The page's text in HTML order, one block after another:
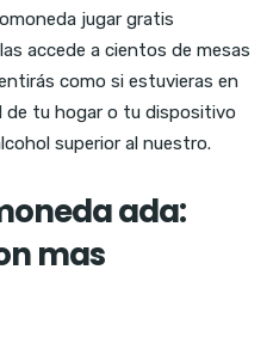
jugar gratis
accede a cientos de mesas
como si estuvieras en
de tu hogar o tu dispositivo
superior al nuestro.
ada:
mas